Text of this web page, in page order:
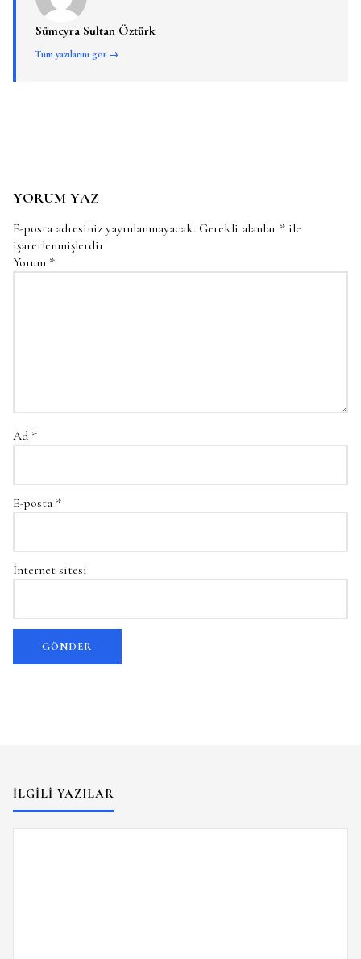
Sümeyra Sultan Öztürk
Tüm yazılarını gör →
YORUM YAZ
E-posta adresiniz yayınlanmayacak. Gerekli alanlar * ile
işaretlenmişlerdir
Yorum *
Ad *
E-posta *
İnternet sitesi
İLGILI YAZILAR